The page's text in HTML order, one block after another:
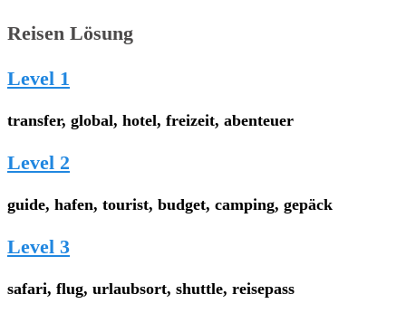
Reisen Lösung
Level 1
transfer, global, hotel, freizeit, abenteuer
Level 2
guide, hafen, tourist, budget, camping, gepäck
Level 3
safari, flug, urlaubsort, shuttle, reisepass